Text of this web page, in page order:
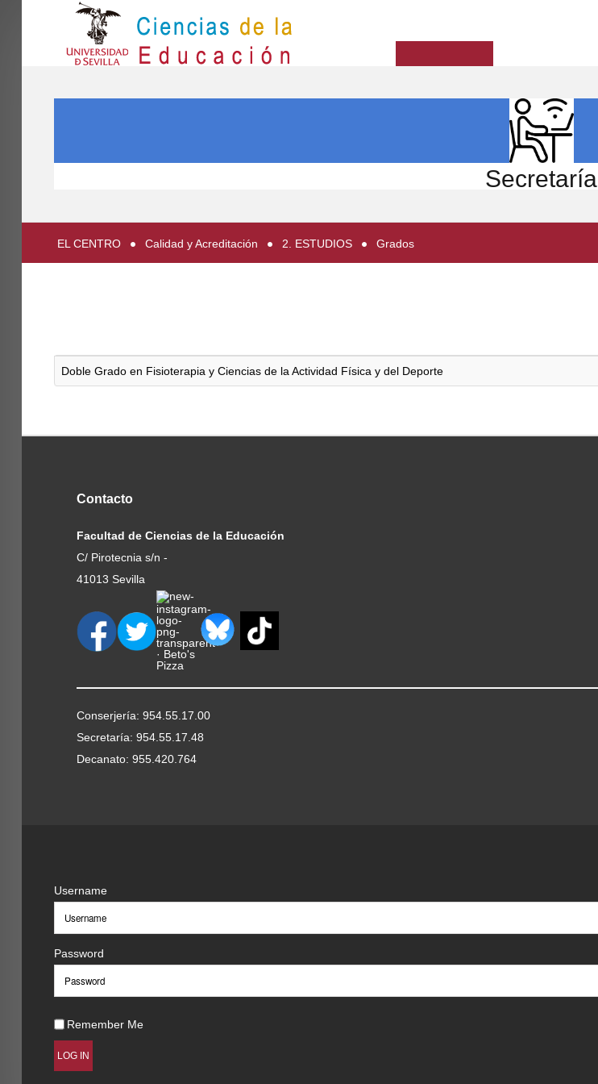
PARTICIPA
Secretaría
EL CENTRO Calidad y Acreditación 2. ESTUDIOS Grados
Doble Grado en Fisioterapia y Ciencias de la Actividad Física y del Deporte
Contacto
Facultad de Ciencias de la Educación
C/ Pirotecnia s/n -
41013 Sevilla
Conserjería: 954.55.17.00
Secretaría: 954.55.17.48
Decanato: 955.420.764
Username
Password
Remember Me
LOG IN